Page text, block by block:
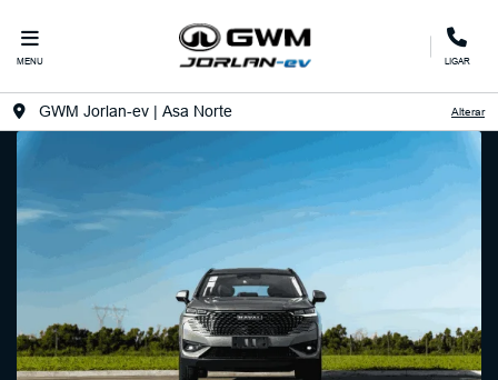
MENU LIGAR
GWM Jorlan-ev | Asa Norte Alterar